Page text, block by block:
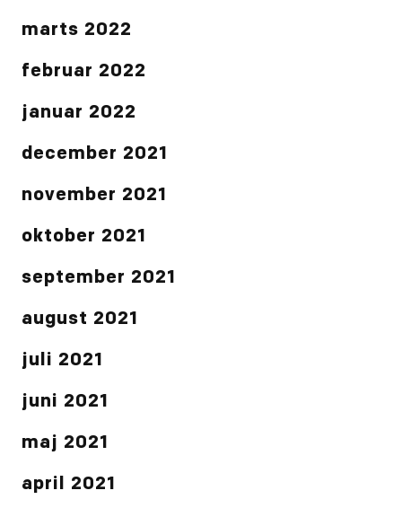
marts 2022
februar 2022
januar 2022
december 2021
november 2021
oktober 2021
september 2021
august 2021
juli 2021
juni 2021
maj 2021
april 2021